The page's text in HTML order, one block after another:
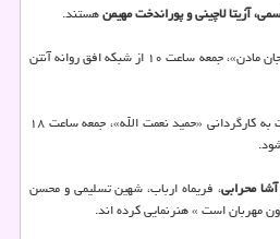
آزیتا لاچینی و پوراندخت مهیمنهستند.
فیلم سینمایی دادگاه به کارگردانی «جان مادن»، جمعه ساعت ۱۰ از شبکه افق روانه آنتن
فیلم تلویزیونی فریدون مهربان است به کارگردانی «حمید نعمت الله»، جمعه ساعت ۱۸
محرابی، فریماه ارباب، شهین تسلیمی و محسن
مهربان است » هنرنمایی کرده اند.